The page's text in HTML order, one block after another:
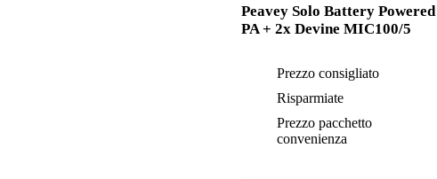
Peavey Solo Battery Powered
PA + 2x Devine MIC100/5
Prezzo consigliato
Risparmiate
Prezzo pacchetto
convenienza